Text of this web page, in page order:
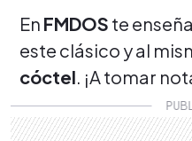
En FMDOS te
este clásico y al
cóctel. ¡A tomar